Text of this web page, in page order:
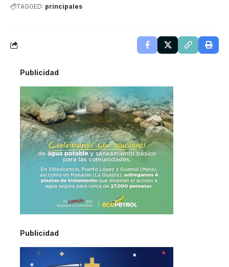
TAGGED: principales
Publicidad
Publicidad